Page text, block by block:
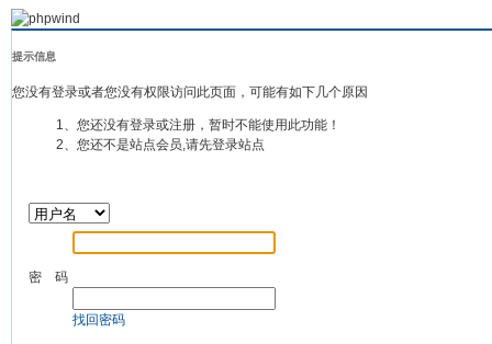
提示信息
您没有登录或者您没有权限访问此页面，可能有如下几个原因
1、您还没有登录或注册，暂时不能使用此功能！
2、您还不是站点会员,请先登录站点
密 码
找回密码